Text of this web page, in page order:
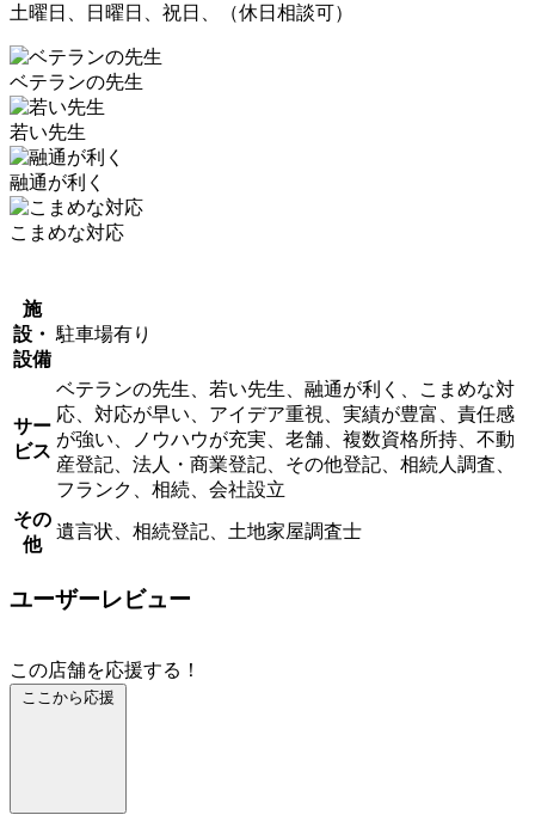
土曜日、日曜日、祝日、（休日相談可）
ベテランの先生
若い先生
融通が利く
こまめな対応
施
設・
設備
駐車場有り
サー
ビス
ベテランの先生、若い先生、融通が利く、こまめな対
応、対応が早い、アイデア重視、実績が豊富、責任感
が強い、ノウハウが充実、老舗、複数資格所持、不動
産登記、法人・商業登記、その他登記、相続人調査、
フランク、相続、会社設立
その
他
遺言状、相続登記、土地家屋調査士
ユーザーレビュー
この店舗を応援する！
ここから応援